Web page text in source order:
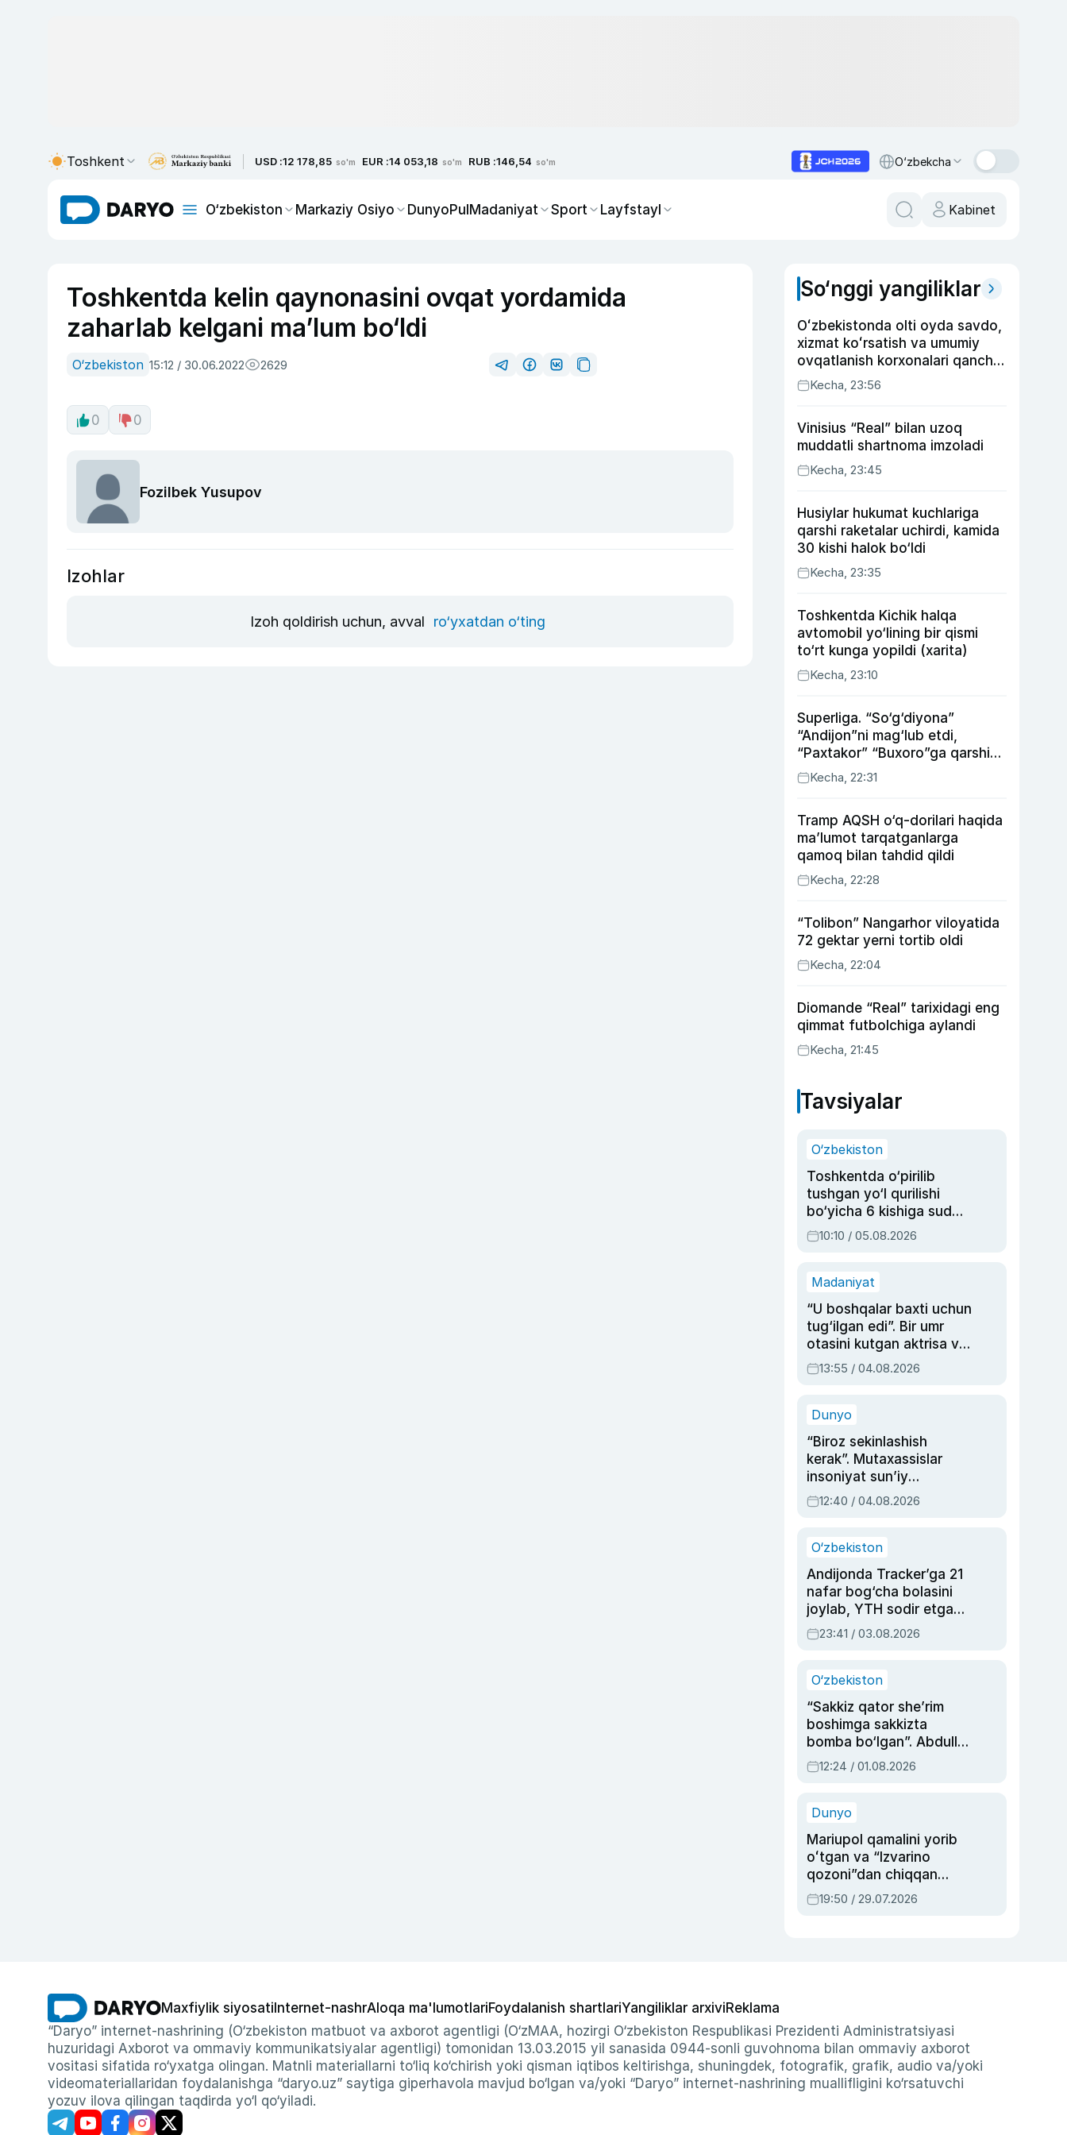
Toshkent USD :12 178,85 so'm EUR :14 053,18 so'm RUB :146,54 so'm O‘zbekcha
O‘zbekiston Markaziy Osiyo DunyoPulMadaniyat Sport Layfstayl Kabinet
Toshkentda kelin qaynonasini ovqat yordamida
zaharlab kelgani ma’lum bo‘ldi
O‘zbekiston 15:12 / 30.06.2022 2629
0 0
Fozilbek Yusupov
Izohlar
Izoh qoldirish uchun, avval ro‘yxatdan o‘ting
So‘nggi yangiliklar
Oʻzbekistonda olti oyda savdo,
xizmat koʻrsatish va umumiy
ovqatlanish korxonalari qancha
soliq toʻlagani ochiqlandi
Kecha, 23:56
Vinisius “Real” bilan uzoq
muddatli shartnoma imzoladi
Kecha, 23:45
Husiylar hukumat kuchlariga
qarshi raketalar uchirdi, kamida
30 kishi halok bo‘ldi
Kecha, 23:35
Toshkentda Kichik halqa
avtomobil yo‘lining bir qismi
to‘rt kunga yopildi (xarita)
Kecha, 23:10
Superliga. “So‘g‘diyona”
“Andijon”ni mag‘lub etdi,
“Paxtakor” “Buxoro”ga qarshi
bahsda g‘alabani qo‘ldan
chiqardi
Kecha, 22:31
Tramp AQSH o‘q-dorilari haqida
ma’lumot tarqatganlarga
qamoq bilan tahdid qildi
Kecha, 22:28
“Tolibon” Nangarhor viloyatida
72 gektar yerni tortib oldi
Kecha, 22:04
Diomande “Real” tarixidagi eng
qimmat futbolchiga aylandi
Kecha, 21:45
Tavsiyalar
O‘zbekiston
Toshkentda o‘pirilib
tushgan yo‘l qurilishi
bo‘yicha 6 kishiga sud
hukmi o‘qildi
10:10 / 05.08.2026
Madaniyat
“U boshqalar baxti uchun
tug‘ilgan edi”. Bir umr
otasini kutgan aktrisa va
dublyaj ustasi Rimma
Ahmedovaning
13:55 / 04.08.2026
Dunyo
“Biroz sekinlashish
kerak”. Mutaxassislar
insoniyat sun’iy
intellektni boshqara
olmay qolishidan xavotir
12:40 / 04.08.2026
O‘zbekiston
Andijonda Tracker’ga 21
nafar bog‘cha bolasini
joylab, YTH sodir etgan
ayolga sud hukmi o‘qildi
23:41 / 03.08.2026
O‘zbekiston
“Sakkiz qator she’rim
boshimga sakkizta
bomba bo‘lgan”. Abdulla
Oripovni siyosiy
ayblovlardan asrab
12:24 / 01.08.2026
Dunyo
Mariupol qamalini yorib
oʻtgan va “Izvarino
qozoni”dan chiqqan
qahramon — Ukraina
armiyasi bosh
19:50 / 29.07.2026
Maxfiylik siyosati Internet-nashrAloqa ma'lumotlariFoydalanish shartlariYangiliklar arxiviReklama
“Daryo” internet-nashrining (O‘zbekiston matbuot va axborot agentligi (O‘zMAA, hozirgi O‘zbekiston Respublikasi Prezidenti Administratsiyasi
huzuridagi Axborot va ommaviy kommunikatsiyalar agentligi) tomonidan 13.03.2015 yil sanasida 0944-sonli guvohnoma bilan ommaviy axborot
vositasi sifatida ro‘yxatga olingan. Matnli materiallarni to‘liq ko‘chirish yoki qisman iqtibos keltirishga, shuningdek, fotografik, grafik, audio va/yoki
videomateriallaridan foydalanishga “daryo.uz” saytiga giperhavola mavjud bo‘lgan va/yoki “Daryo” internet-nashrining muallifligini ko‘rsatuvchi
yozuv ilova qilingan taqdirda yo‘l qo‘yiladi.